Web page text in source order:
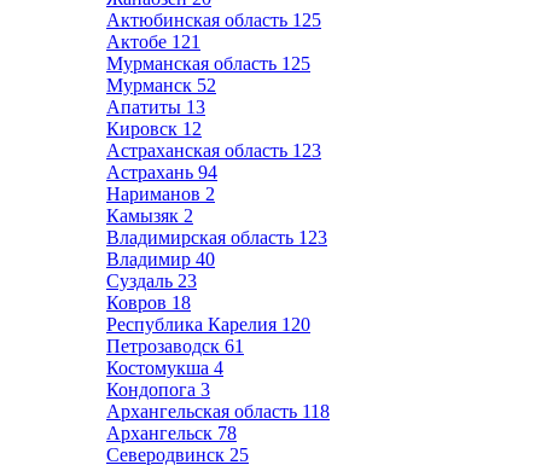
Актюбинская область 125
Актобе 121
Мурманская область 125
Мурманск 52
Апатиты 13
Кировск 12
Астраханская область 123
Астрахань 94
Нариманов 2
Камызяк 2
Владимирская область 123
Владимир 40
Суздаль 23
Ковров 18
Республика Карелия 120
Петрозаводск 61
Костомукша 4
Кондопога 3
Архангельская область 118
Архангельск 78
Северодвинск 25